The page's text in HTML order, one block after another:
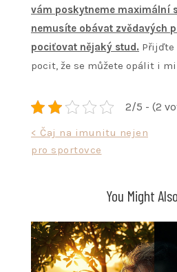
vám poskytneme maximální
nemusíte obávat zvědavých
pociťovat nějaký stud. Přijďte
pocit, že se můžete opálit i
2/5 - (2
Navigace< Čaj na imunitu nejen
pro sportovce
You Might